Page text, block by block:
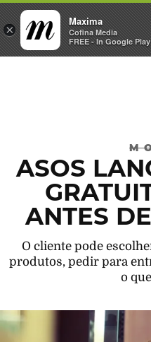
×
Maxima
Cofina Media
FREE - In Google Play
ASOS
ANTES
O cliente pode
produtos, pedir para
o